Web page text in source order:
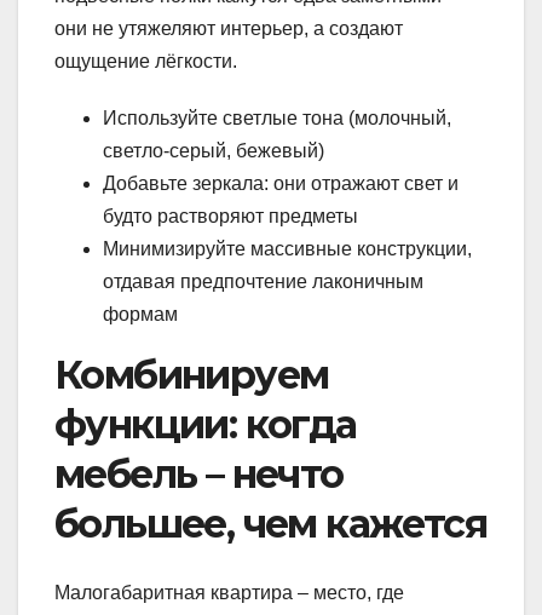
они не утяжеляют интерьер, а создают
ощущение лёгкости.
Используйте светлые тона (молочный,
светло-серый, бежевый)
Добавьте зеркала: они отражают свет и
будто растворяют предметы
Минимизируйте массивные конструкции,
отдавая предпочтение лаконичным
формам
Комбинируем
функции: когда
мебель – нечто
большее, чем кажется
Малогабаритная квартира – место, где